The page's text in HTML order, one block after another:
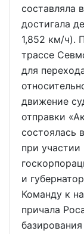
составляла
достигала
1,852 км/ч).
трассе
для
движение
отправки
состоялась
при участии
и
Команду к
причала